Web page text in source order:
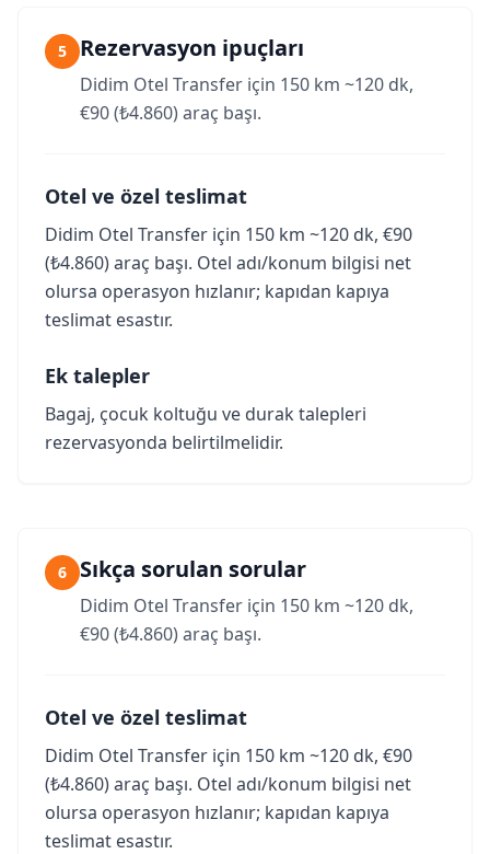
5 Rezervasyon ipuçları
Didim Otel Transfer için 150 km ~120 dk,
€90 (₺4.860) araç başı.
Otel ve özel teslimat
Didim Otel Transfer için 150 km ~120 dk, €90
(₺4.860) araç başı. Otel adı/konum bilgisi net
olursa operasyon hızlanır; kapıdan kapıya
teslimat esastır.
Ek talepler
Bagaj, çocuk koltuğu ve durak talepleri
rezervasyonda belirtilmelidir.
6 Sıkça sorulan sorular
Didim Otel Transfer için 150 km ~120 dk,
€90 (₺4.860) araç başı.
Otel ve özel teslimat
Didim Otel Transfer için 150 km ~120 dk, €90
(₺4.860) araç başı. Otel adı/konum bilgisi net
olursa operasyon hızlanır; kapıdan kapıya
teslimat esastır.